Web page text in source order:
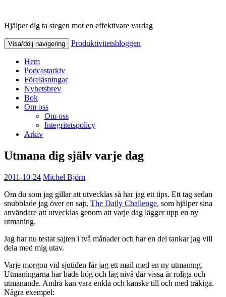
Produktivitetsbloggen
Hjälper dig ta stegen mot en effektivare vardag
Visa/dölj navigering Produktivitetsbloggen
Hem
Podcastarkiv
Föreläsningar
Nyhetsbrev
Bok
Om oss
Om oss
Integritetspolicy
Arkiv
Utmana dig själv varje dag
2011-10-24 Michel Björn
Om du som jag gillar att utvecklas så har jag ett tips. Ett tag sedan
snubblade jag över en sajt, The Daily Challenge, som hjälper sina
användare att utvecklas genom att varje dag lägger upp en ny
utmaning.
Jag har nu testat sajten i två månader och har en del tankar jag vill
dela med mig utav.
Varje morgon vid sjutiden får jag ett mail med en ny utmaning.
Utmaningarna har både hög och låg nivå där vissa är roliga och
utmanande. Andra kan vara enkla och kanske till och med tråkiga.
Några exempel: